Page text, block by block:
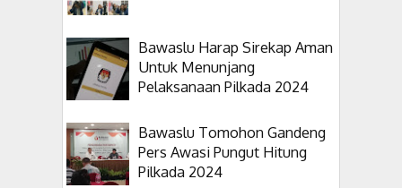
Bawaslu Harap Sirekap Aman
Untuk Menunjang
Pelaksanaan Pilkada 2024
Bawaslu Tomohon Gandeng
Pers Awasi Pungut Hitung
Pilkada 2024